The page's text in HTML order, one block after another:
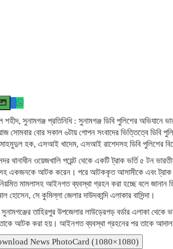
সুনামগঞ্জ প্রতিনিধি : ‎সুনামগঞ্জ ডিবি পুলিশের
সোমবার বোর সকাল ৬টায় গোপন সংবাদের ভিত্তিত্বে ডিবি
হক, এসআই খাদেম, এসআই রাশেদসহ ডিবি পুলিশের
থানাধীন ওয়েজখালি পয়েন্ট থেকে একটি ট্রাক ভর্তি ৫ টন
একজনকে আটক করেন। পরে আটককৃত আসামীকে এবং ট্রাক
মামলাসহ আইনগত ব্যবস্থা গ্রহন করা হচ্ছে বলে জানান
হোসেন, সে কুমিল্লা জেলার দাউদকান্দি এলাকার বাসিন্দা।
সুনামগঞ্জের তাহিরপুর উপজেলার লাউড়েরগড় বর্ডার এলাকা
আটক করা হয়। আইনগত ব্যবস্থা গ্রহনের পর তাকে
News PhotoCard (1080×1080)